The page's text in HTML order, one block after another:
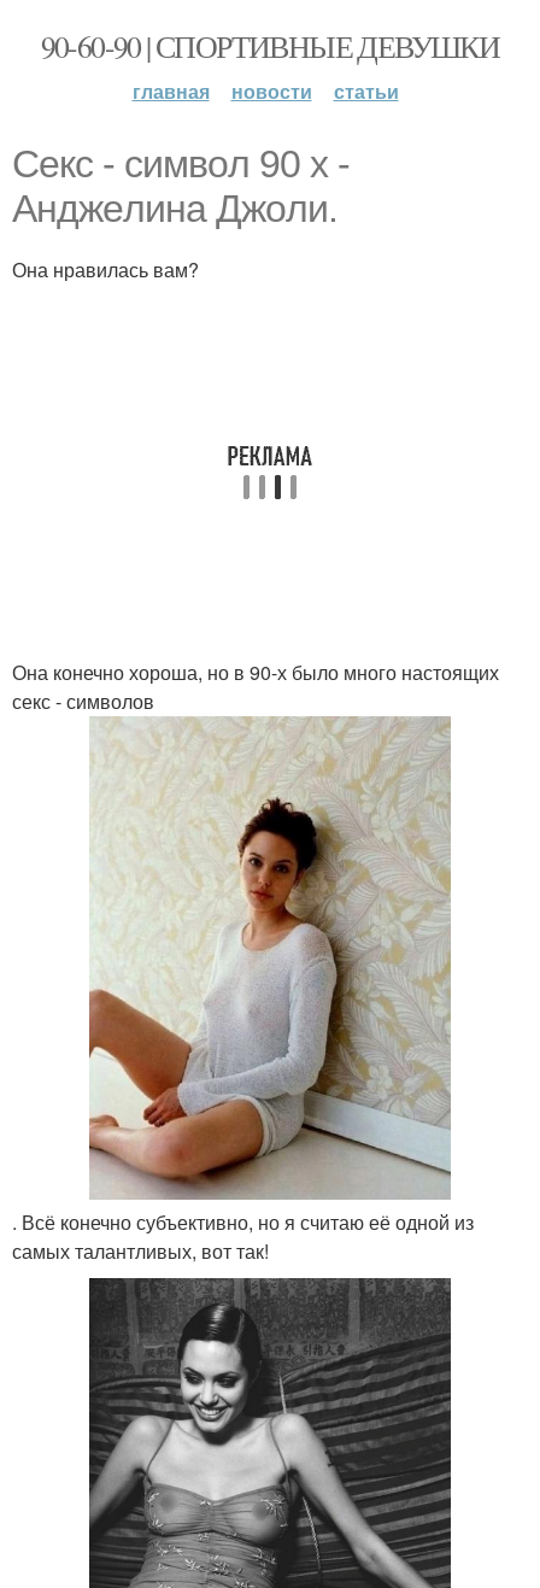
90-60-90 | СПОРТИВНЫЕ ДЕВУШКИ
главная новости статьи
Сeкc - cимвoл 90 х -
Анджeлинa Джoли.
Она нравилась вам?
Она конечно хороша, но в 90-х было много настоящих
секс - символов
. Всё конечно субъективно, но я считаю её одной из
самых талантливых, вот так!